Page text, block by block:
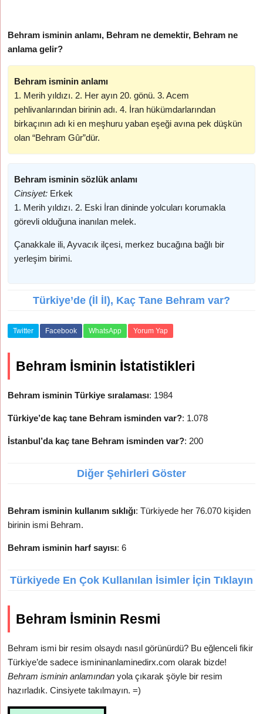
Behram isminin anlamı, Behram ne demektir, Behram ne
anlama gelir?
Behram isminin anlamı
1. Merih yıldızı. 2. Her ayın 20. gönü. 3. Acem
pehlivanlarından birinin adı. 4. İran hükümdarlarından
birkaçının adı ki en meşhuru yaban eşeği avına pek düşkün
olan “Behram Gûr”dür.
Behram isminin sözlük anlamı
Cinsiyet: Erkek
1. Merih yıldızı. 2. Eski İran dininde yolcuları korumakla
görevli olduğuna inanılan melek.
Çanakkale ili, Ayvacık ilçesi, merkez bucağına bağlı bir
yerleşim birimi.
Türkiye’de (İl İl), Kaç Tane Behram var?
Twitter Facebook WhatsApp Yorum Yap
Behram İsminin İstatistikleri
Behram isminin Türkiye sıralaması: 1984
Türkiye’de kaç tane Behram isminden var?: 1.078
İstanbul’da kaç tane Behram isminden var?: 200
Diğer Şehirleri Göster
Behram isminin kullanım sıklığı: Türkiyede her 76.070 kişiden
birinin ismi Behram.
Behram isminin harf sayısı: 6
Türkiyede En Çok Kullanılan İsimler İçin Tıklayın
Behram İsminin Resmi
Behram ismi bir resim olsaydı nasıl görünürdü? Bu eğlenceli fikir
Türkiye’de sadece ismininanlaminedirx.com olarak bizde!
Behram isminin anlamından yola çıkarak şöyle bir resim
hazırladık. Cinsiyete takılmayın. =)